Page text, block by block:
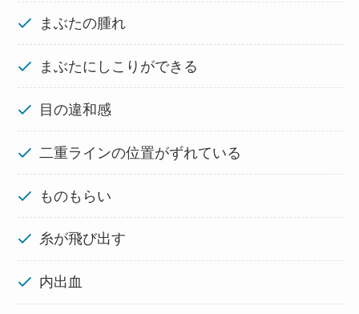
まぶたの腫れ
まぶたにしこりができる
目の違和感
二重ラインの位置がずれている
ものもらい
糸が飛び出す
内出血